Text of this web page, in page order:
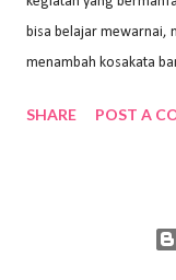
bisa belajar mewarnai,
menambah kosakata
kok untuk mengajar
Alfabeta. ⁣⁣⁣⁣Ada pilihan
SHARE POST A